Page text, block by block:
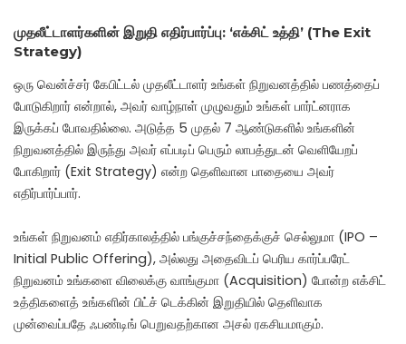
முதலீட்டாளர்களின் இறுதி எதிர்பார்ப்பு: ‘எக்சிட் உத்தி’ (The Exit
Strategy)
ஒரு வென்ச்சர் கேபிட்டல் முதலீட்டாளர் உங்கள் நிறுவனத்தில் பணத்தைப்
போடுகிறார் என்றால், அவர் வாழ்நாள் முழுவதும் உங்கள் பார்ட்னராக
இருக்கப் போவதில்லை. அடுத்த 5 முதல் 7 ஆண்டுகளில் உங்களின்
நிறுவனத்தில் இருந்து அவர் எப்படிப் பெரும் லாபத்துடன் வெளியேறப்
போகிறார் (Exit Strategy) என்ற தெளிவான பாதையை அவர்
எதிர்பார்ப்பார்.
உங்கள் நிறுவனம் எதிர்காலத்தில் பங்குச்சந்தைக்குச் செல்லுமா (IPO –
Initial Public Offering), அல்லது அதைவிடப் பெரிய கார்ப்பரேட்
நிறுவனம் உங்களை விலைக்கு வாங்குமா (Acquisition) போன்ற எக்சிட்
உத்திகளைத் உங்களின் பிட்ச் டெக்கின் இறுதியில் தெளிவாக
முன்வைப்பதே ஃபண்டிங் பெறுவதற்கான அசல் ரகசியமாகும்.